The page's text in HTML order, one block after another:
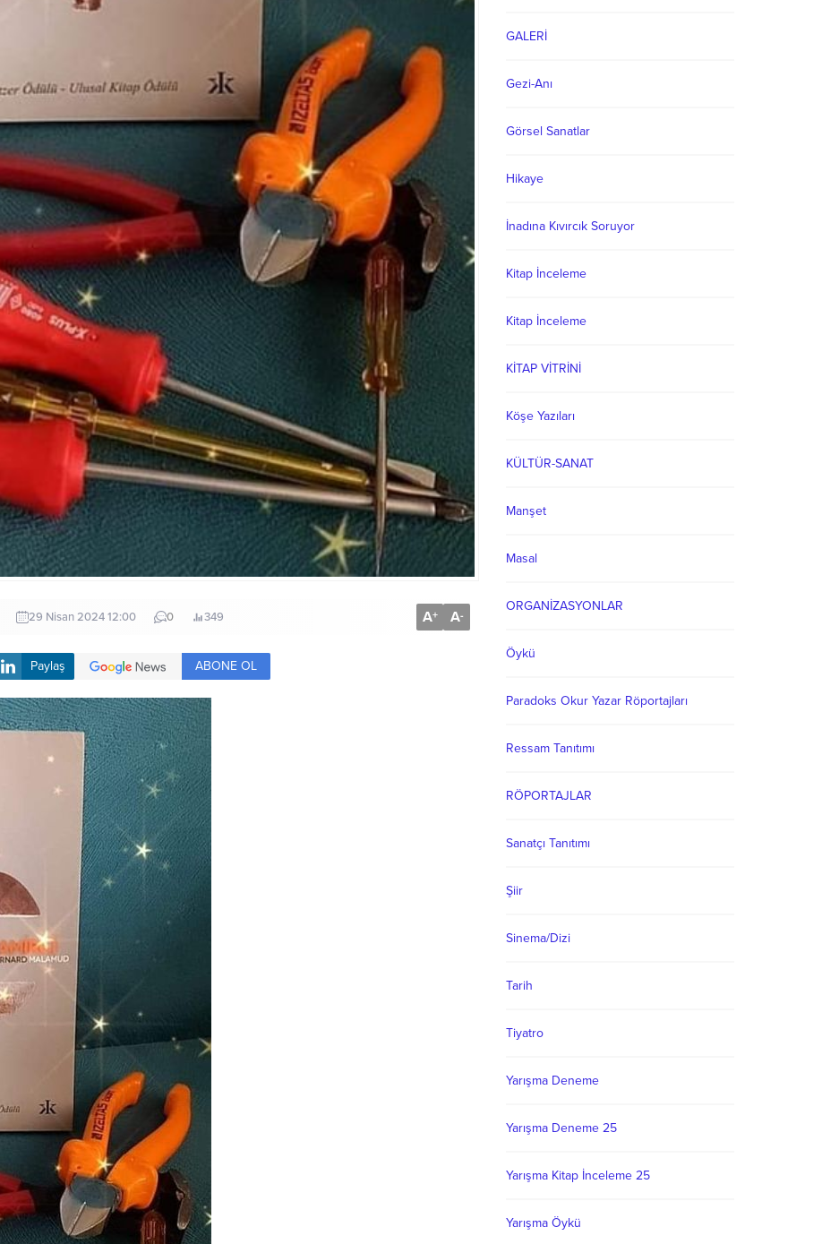
29 Nisan 2024 12:00 0 349 A+ A-
Paylaş ABONE OL
GALERİ
Gezi-Anı
Görsel Sanatlar
Hikaye
İnadına Kıvırcık Soruyor
Kitap İnceleme
Kitap İnceleme
KİTAP VİTRİNİ
Köşe Yazıları
KÜLTÜR-SANAT
Manşet
Masal
ORGANİZASYONLAR
Öykü
Paradoks Okur Yazar Röportajları
Ressam Tanıtımı
RÖPORTAJLAR
Sanatçı Tanıtımı
Şiir
Sinema/Dizi
Tarih
Tiyatro
Yarışma Deneme
Yarışma Deneme 25
Yarışma Kitap İnceleme 25
Yarışma Öykü